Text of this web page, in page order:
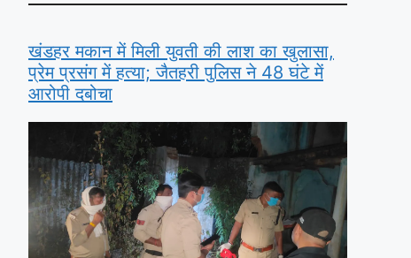
खंडहर मकान में मिली युवती की लाश का खुलासा,
प्रेम प्रसंग में हत्या; जैतहरी पुलिस ने 48 घंटे में
आरोपी दबोचा